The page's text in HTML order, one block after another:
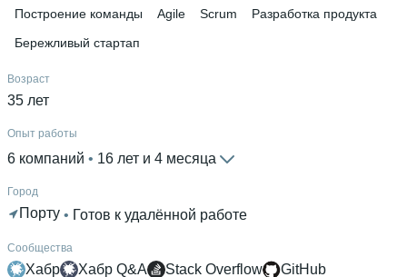
Построение команды
Agile Scrum
Разработка продукта
Бережливый стартап
Возраст
35 лет
Опыт работы
6 компаний 16 лет и 4 месяца
Город
Порту • Готов к удалённой работе
Сообщества
Хабр Хабр Q&A Stack Overflow GitHub